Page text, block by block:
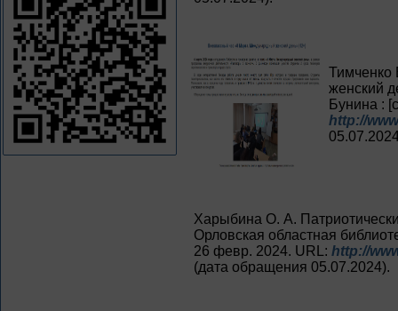
Тимченко
женский
Бунина :
http://
Харыбина О. А.
Орловская областная
26 февр. 2024. URL: http://
(дата обращения 05.07.2024).